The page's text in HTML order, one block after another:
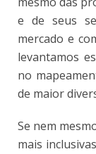
e de seus
mercado e
levantamos
no
de maior
Se nem
mais